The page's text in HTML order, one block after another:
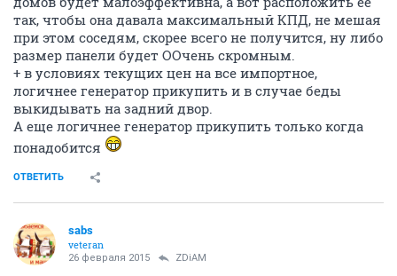
так, чтобы она давала максимальный КПД, не мешая
при этом соседям, скорее всего не получится, ну либо
размер панели будет ООчень скромным.
+ в условиях текущих цен на все импортное,
логичнее генератор прикупить и в случае беды
выкидывать на задний двор.
А еще логичнее генератор прикупить только когда
понадобится
ОТВЕТИТЬ
sabs
veteran
26 февраля 2015 ZDiAM